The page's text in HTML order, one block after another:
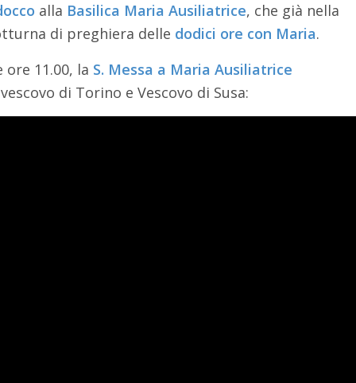
alla Basilica Maria Ausiliatrice, che già nella
di preghiera delle dodici ore con Maria.
11.00, la S. Messa a Maria Ausiliatrice
di Torino e Vescovo di Susa: